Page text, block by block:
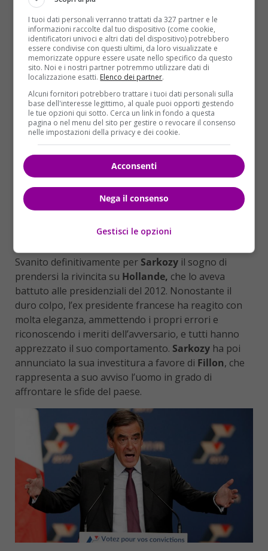
si arrende e annuncia che lotterà fino alla fine. La
grande sorpresa del primo turno delle primarie non
è stata soltanto la vittoria del candidato meno
favorito, ma anche l’affluenza molto alta ai seggi.
Svanito definitivamente per Sarkozy il sogno di
prendersi la rivincita su Hollande, che lo aveva
battuto alle presidenziali del 2012. Nonostante il
duro colpo, l’ex presidente francese ha reagito con
molta eleganza, ammettendo i propri errori e
riconoscendo i meriti dell’avversario, e tutti hanno
apprezzato il suo comportamento. Sarkozy ha poi
annunciato la sua investitura a favore di Fillon, che
rappresenta a suo avviso l’uomo in grado di
affrontare le sfide del paese.
I tuoi dati personali verranno trattati da 327 partner e le
informazioni raccolte dal tuo dispositivo (come cookie,
identificatori univoci e altri dati del dispositivo) potrebbero
essere condivise con questi ultimi, da loro visualizzate e
memorizzate oppure essere usate nello specifico da questo
sito. Noi e i nostri partner potremmo utilizzare dati di
localizzazione esatti. Elenco dei partner.
Alcuni fornitori potrebbero trattare i tuoi dati personali sulla
base dell'interesse legittimo, al quale puoi opporti gestendo
le tue opzioni qui sotto. Cerca un link in fondo a questa
pagina o nel menu del sito per gestire o revocare il consenso
nelle impostazioni della privacy e dei cookie.
Acconsenti
Nega il consenso
Gestisci le opzioni